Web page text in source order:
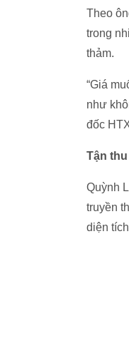
Theo
trong
thảm.
“Giá
như
đốc
Tận
Quỳnh
truyền
diện